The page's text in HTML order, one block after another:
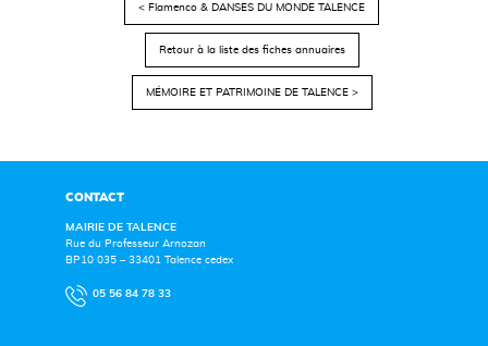
< Flamenco & DANSES DU MONDE TALENCE
Retour à la liste des fiches annuaires
MÉMOIRE ET PATRIMOINE DE TALENCE >
CONTACT
MAIRIE DE TALENCE
Rue du Professeur Arnozan
BP10 035 – 33401 Talence cedex
05 56 84 78 33